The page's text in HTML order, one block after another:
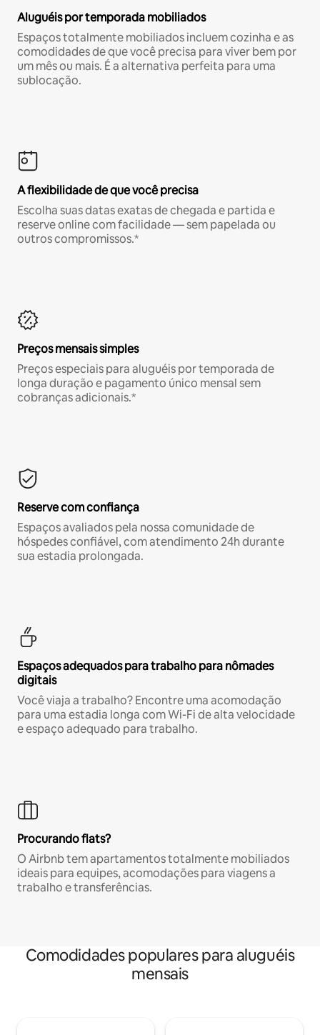
Aluguéis por temporada mobiliados
Espaços totalmente mobiliados incluem cozinha e as
comodidades de que você precisa para viver bem por
um mês ou mais. É a alternativa perfeita para uma
sublocação.
A flexibilidade de que você precisa
Escolha suas datas exatas de chegada e partida e
reserve online com facilidade — sem papelada ou
outros compromissos.*
Preços mensais simples
Preços especiais para aluguéis por temporada de
longa duração e pagamento único mensal sem
cobranças adicionais.*
Reserve com confiança
Espaços avaliados pela nossa comunidade de
hóspedes confiável, com atendimento 24h durante
sua estadia prolongada.
Espaços adequados para trabalho para nômades
digitais
Você viaja a trabalho? Encontre uma acomodação
para uma estadia longa com Wi-Fi de alta velocidade
e espaço adequado para trabalho.
Procurando flats?
O Airbnb tem apartamentos totalmente mobiliados
ideais para equipes, acomodações para viagens a
trabalho e transferências.
Comodidades populares para aluguéis
mensais